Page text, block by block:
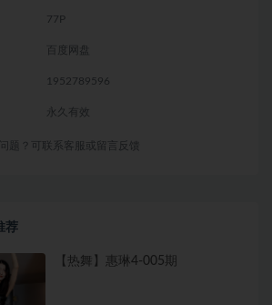
77P
百度网盘
1952789596
永久有效
题？可联系客服或留言反馈
荐
【热舞】惠琳4-005期